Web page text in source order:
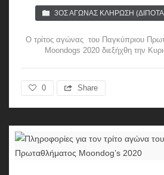
3ΟΣ ΑΓΏΝΑΣ ΚΛΉΡΩΣΗ
Ο τρίτος αγώνας του Παγκύπριου
Moondogs 2020 διεξήχθη την
0 Share